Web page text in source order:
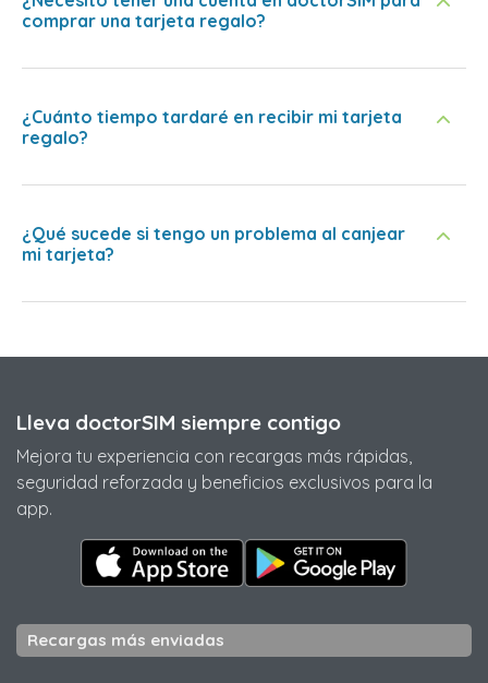
comprar una tarjeta regalo?
¿Cuánto tiempo tardaré en recibir mi tarjeta
regalo?
¿Qué sucede si tengo un problema al canjear
mi tarjeta?
Lleva doctorSIM siempre contigo
Mejora tu experiencia con recargas más rápidas,
seguridad reforzada y beneficios exclusivos para la
app.
Recargas más enviadas